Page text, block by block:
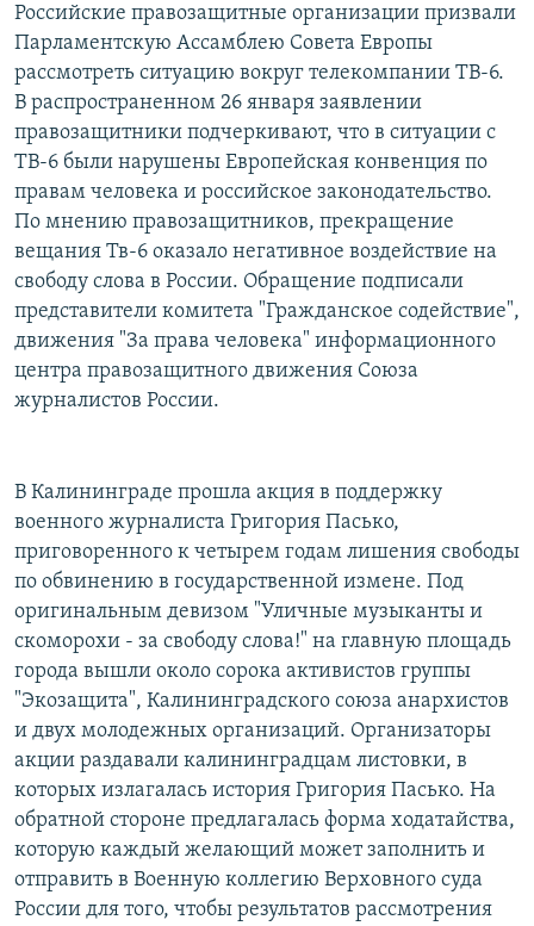
Российские правозащитные организации призвали
Парламентскую Ассамблею Совета Европы
рассмотреть ситуацию вокруг телекомпании ТВ-6.
В распространенном 26 января заявлении
правозащитники подчеркивают, что в ситуации с
ТВ-6 были нарушены Европейская конвенция по
правам человека и российское законодательство.
По мнению правозащитников, прекращение
вещания Тв-6 оказало негативное воздействие на
свободу слова в России. Обращение подписали
представители комитета "Гражданское содействие",
движения "За права человека" информационного
центра правозащитного движения Союза
журналистов России.
В Калининграде прошла акция в поддержку
военного журналиста Григория Пасько,
приговоренного к четырем годам лишения свободы
по обвинению в государственной измене. Под
оригинальным девизом "Уличные музыканты и
скоморохи - за свободу слова!" на главную площадь
города вышли около сорока активистов группы
"Экозащита", Калининградского союза анархистов
и двух молодежных организаций. Организаторы
акции раздавали калининградцам листовки, в
которых излагалась история Григория Пасько. На
обратной стороне предлагалась форма ходатайства,
которую каждый желающий может заполнить и
отправить в Военную коллегию Верховного суда
России для того, чтобы результатов рассмотрения